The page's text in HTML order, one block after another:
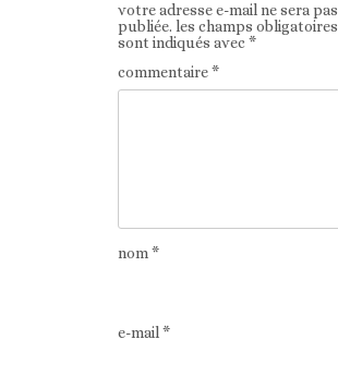
votre adresse e-mail ne sera pas
publiée. les champs obligatoires
sont indiqués avec*
commentaire*
nom*
e-mail*